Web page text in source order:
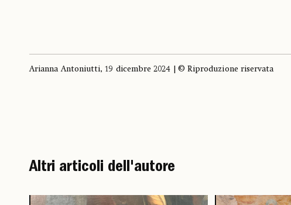
Arianna Antoniutti, 19 dicembre 2024 | © Riproduzione riservata
Altri articoli dell'autore